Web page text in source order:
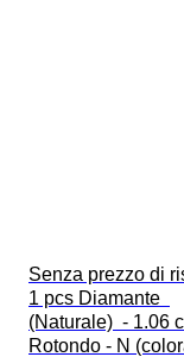
Senza prezzo di
1 pcs Diamante
(Naturale)  - 1.06
Rotondo - N